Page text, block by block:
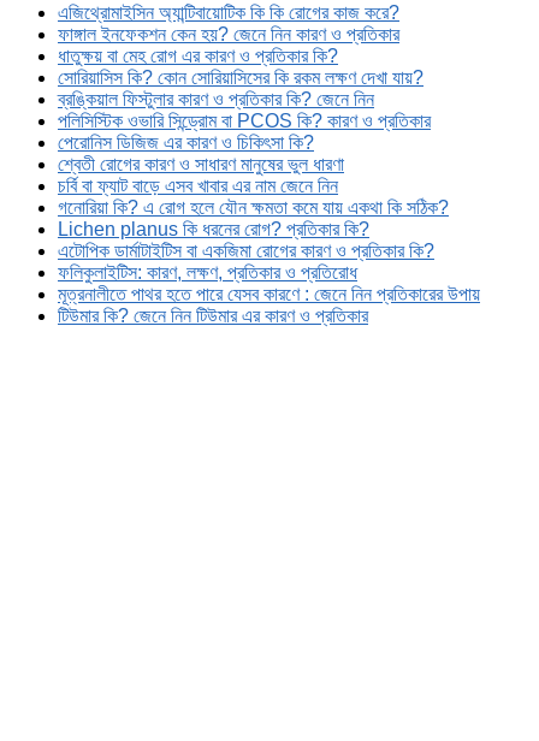
এজিথ্রোমাইসিন অ্যান্টিবায়োটিক কি কি রোগের কাজ করে?
ফাঙ্গাল ইনফেকশন কেন হয়? জেনে নিন কারণ ও প্রতিকার
ধাতুক্ষয় বা মেহ রোগ এর কারণ ও প্রতিকার কি?
সোরিয়াসিস কি? কোন সোরিয়াসিসের কি রকম লক্ষণ দেখা যায়?
ব্রঙ্কিয়াল ফিস্টুলার কারণ ও প্রতিকার কি? জেনে নিন
পলিসিস্টিক ওভারি সিন্ড্রোম বা PCOS কি? কারণ ও প্রতিকার
পেরোনিস ডিজিজ এর কারণ ও চিকিৎসা কি?
শ্বেতী রোগের কারণ ও সাধারণ মানুষের ভুল ধারণা
চর্বি বা ফ্যাট বাড়ে এসব খাবার এর নাম জেনে নিন
গনোরিয়া কি? এ রোগ হলে যৌন ক্ষমতা কমে যায় একথা কি সঠিক?
Lichen planus কি ধরনের রোগ? প্রতিকার কি?
এটোপিক ডার্মাটাইটিস বা একজিমা রোগের কারণ ও প্রতিকার কি?
ফলিকুলাইটিস: কারণ, লক্ষণ, প্রতিকার ও প্রতিরোধ
মূত্রনালীতে পাথর হতে পারে যেসব কারণে : জেনে নিন প্রতিকারের উপায়
টিউমার কি? জেনে নিন টিউমার এর কারণ ও প্রতিকার